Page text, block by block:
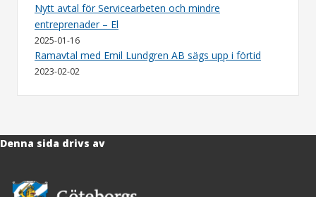
Nytt avtal för Servicearbeten och mindre
entreprenader – El
2025-01-16
Ramavtal med Emil Lundgren AB sägs upp i förtid
2023-02-02
Denna sida drivs av